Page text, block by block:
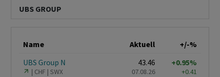
UBS GROUP
Name Aktuell
+/-%
UBS Group N
CHF SWX
43.46
07.08.26
+0.95%
+0.41